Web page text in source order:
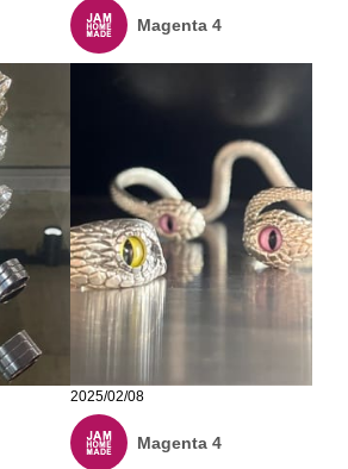
Magenta 4
2025/02/08
Magenta 4